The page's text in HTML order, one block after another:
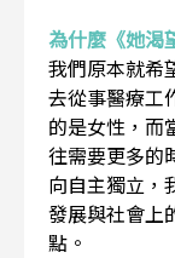
為什麼《她渴
我們原本就希
去從事醫療工
的是女性，而
往需要更多的
向自主獨立，
發展與社會上
點。